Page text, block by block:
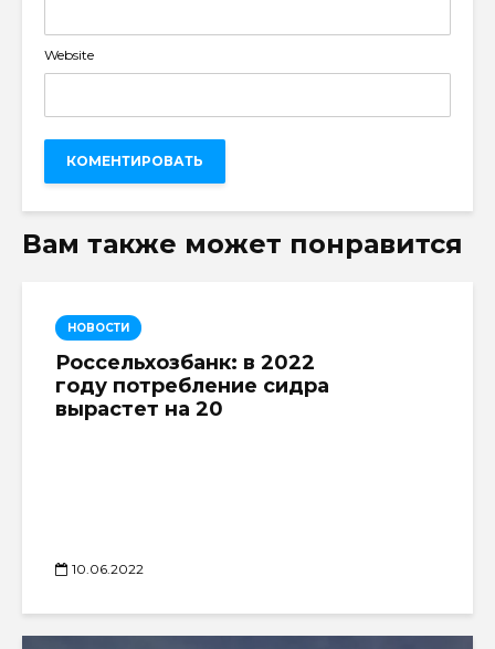
Website
Вам также может понравится
НОВОСТИ
Россельхозбанк: в 2022
году потребление сидра
вырастет на 20
10.06.2022